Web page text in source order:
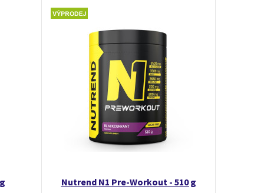
Nutrend N1 Pre-Workout - 510 g